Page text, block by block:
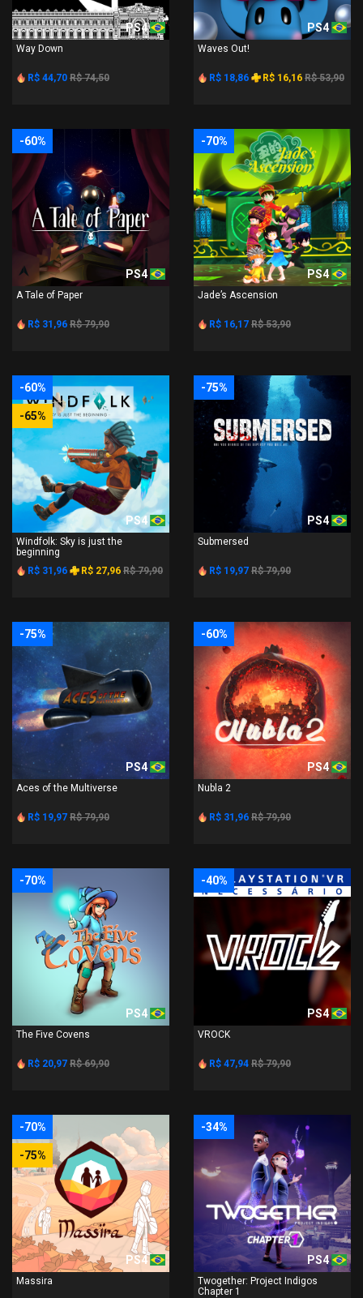
PS4
Way Down
R$ 44,70 R$ 74,50
PS4
Waves Out!
R$ 18,86 R$ 16,16 R$ 53,90
-60%
PS4
A Tale of Paper
R$ 31,96 R$ 79,90
-70%
PS4
Jade’s Ascension
R$ 16,17 R$ 53,90
-60%
-65%
PS4
Windfolk: Sky is just the
beginning
R$ 31,96
R$ 27,96 R$ 79,90
-75%
PS4
Submersed
R$ 19,97 R$ 79,90
-75%
PS4
Aces of the Multiverse
R$ 19,97 R$ 79,90
-60%
PS4
Nubla 2
R$ 31,96 R$ 79,90
-70%
PS4
The Five Covens
R$ 20,97 R$ 69,90
-40%
PS4
VROCK
R$ 47,94 R$ 79,90
-70%
-75%
PS4
Massira
-34%
PS4
Twogether: Project Indigos
Chapter 1